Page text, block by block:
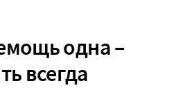
одна –
всегда